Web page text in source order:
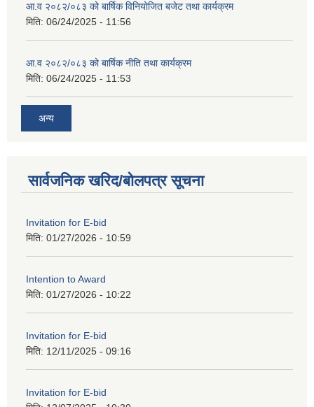
आ.व २०८२/०८३ को बार्षिक विनियोजित बजेट तथा कार्यक्रम
मिति: 06/24/2025 - 11:56
आ.व २०८२/०८३ को बार्षिक नीति तथा कार्यक्रम
मिति: 06/24/2025 - 11:53
अन्य
सार्वजनिक खरिद/बोलपत्र सूचना
Invitation for E-bid
मिति: 01/27/2026 - 10:59
Intention to Award
मिति: 01/27/2026 - 10:22
Invitation for E-bid
मिति: 12/11/2025 - 09:16
Invitation for E-bid